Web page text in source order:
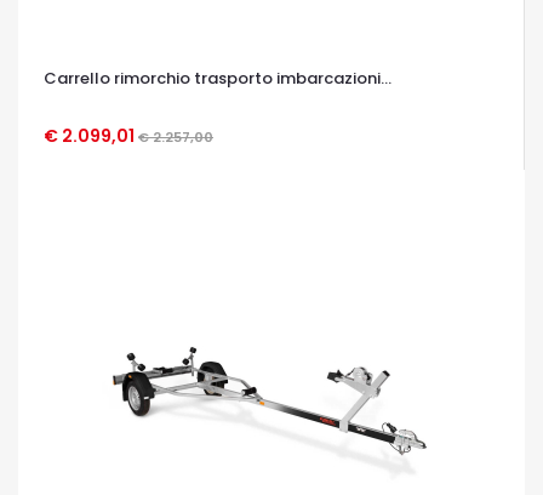
Carrello rimorchio trasporto imbarcazioni...
€ 2.099,01 € 2.257,00
OCCHIATA VELOCE